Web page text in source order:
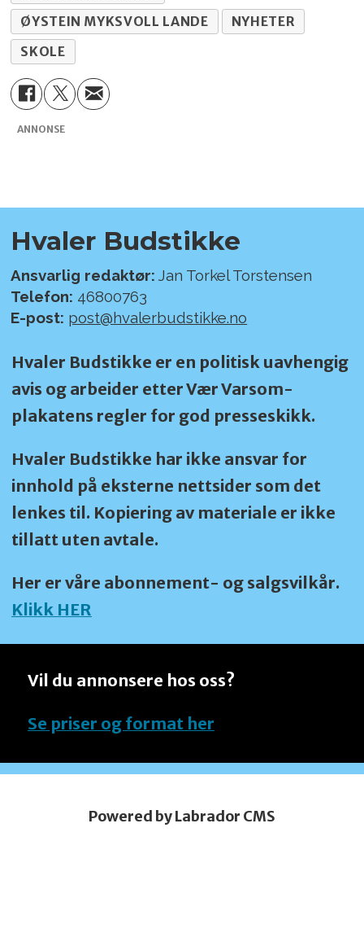
ØYSTEIN MYKSVOLL LANDE
NYHETER
SKOLE
ANNONSE
Hvaler Budstikke
Ansvarlig redaktør: Jan Torkel Torstensen
Telefon: 46800763
E-post: post@hvalerbudstikke.no
Hvaler Budstikke er en politisk uavhengig
avis og arbeider etter Vær Varsom-
plakatens regler for god presseskikk.
Hvaler Budstikke har ikke ansvar for
innhold på eksterne nettsider som det
lenkes til. Kopiering av materiale er ikke
tillatt uten avtale.
Her er våre abonnement- og salgsvilkår.
Klikk HER
Vil du annonsere hos oss?
Se priser og format her
Powered by Labrador CMS